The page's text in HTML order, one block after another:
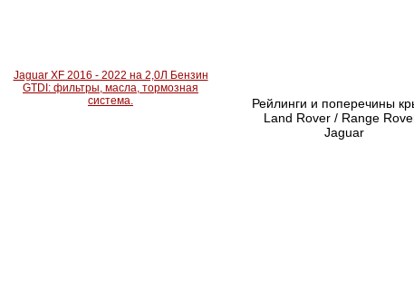
Рейлинги и поперечины
Land Rover / Range
Jaguar
Jaguar XF 2016 - 2022 на 2,0Л Бензин
GTDI: фильтры, масла, тормозная
система.